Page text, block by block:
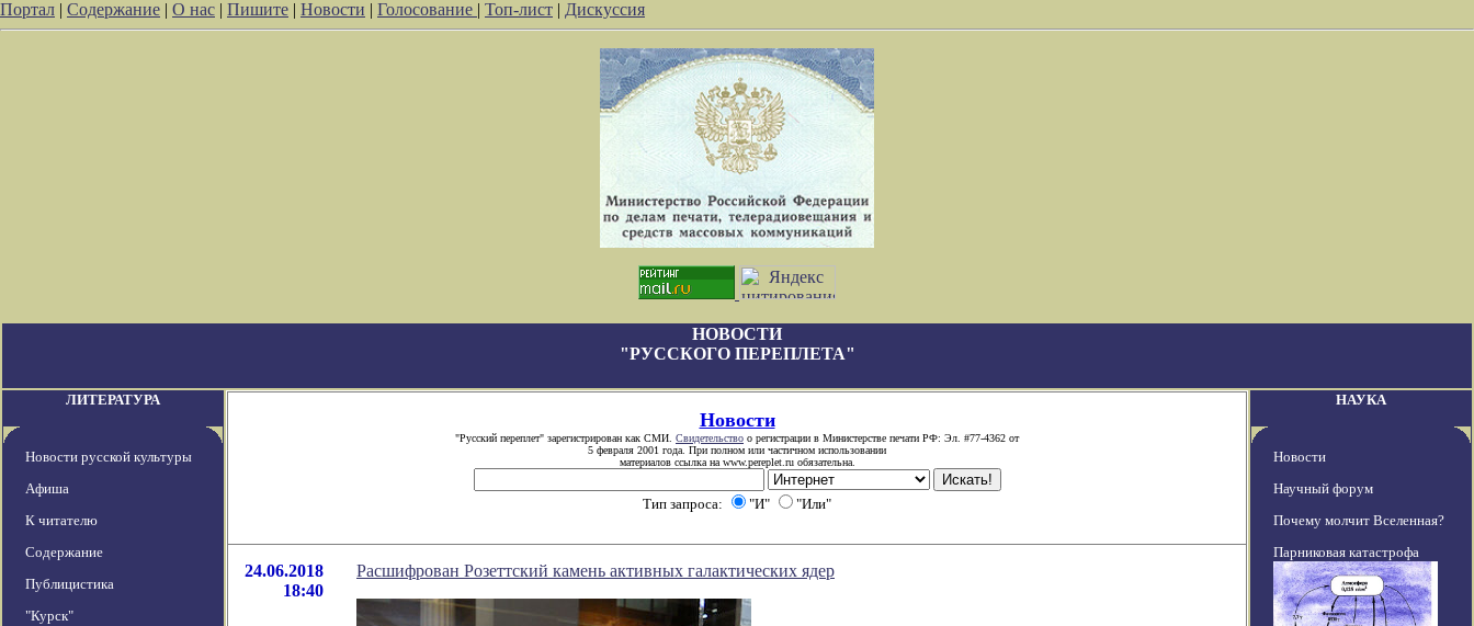
Портал | Содержание | О нас | Пишите | Новости | Голосование | Топ-лист | Дискуссия
НОВОСТИ
"РУССКОГО ПЕРЕПЛЕТА"
ЛИТЕРАТУРА
Новости русской культуры
Афиша
К читателю
Содержание
Публицистика
"Курск"
Новости
"Русский переплет" зарегистрирован как СМИ. Свидетельство о регистрации в Министерстве печати РФ: Эл. #77-4362 от
5 февраля 2001 года. При полном или частичном использовании
материалов ссылка на www.pereplet.ru обязательна.
Тип запроса: "И" "Или"
24.06.2018
18:40
Расшифрован Розеттский камень активных галактических ядер
НАУКА
Новости
Научный форум
Почему молчит Вселенная?
Парниковая катастрофа